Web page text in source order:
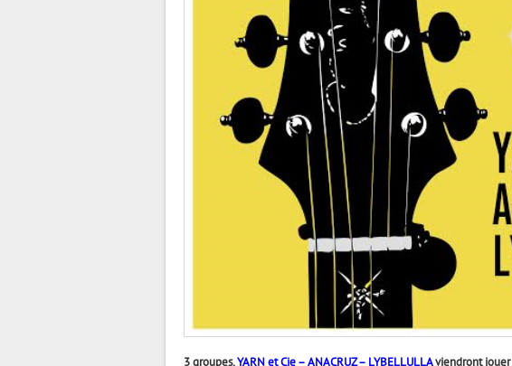
3 groupes,YARN et Cie – ANACRUZ – LYBELLULLAviendront